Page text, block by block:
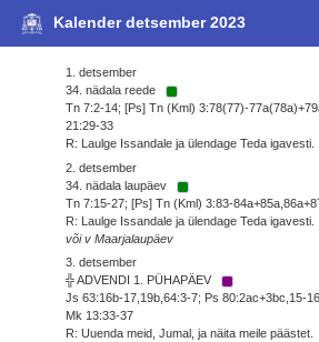
Kalender detsember 2023
1. detsember
34. nädala reede
Tn 7:2-14; [Ps] Tn (Kml) 3:78(77)-
21:29-33
R: Laulge Issandale ja ülendage Teda igavesti.
2. detsember
34. nädala laupäev
Tn 7:15-27; [Ps] Tn (Kml) 3:83-
R: Laulge Issandale ja ülendage Teda igavesti.
või v Maarjalaupäev
3. detsember
╬ ADVENDI 1. PÜHAPÄEV
Js 63:16b-17,19b,64:3-7; Ps 80:2ac+3bc,15-
Mk 13:33-37
R: Uuenda meid, Jumal, ja näita meile päästet.